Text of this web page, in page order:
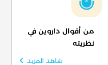
من أقوال داروين في
نظريته
شاهد المزيد